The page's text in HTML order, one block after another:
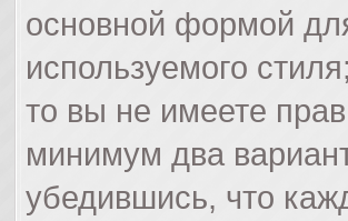
основной формой
используемого
то вы не имеете
минимум два
убедившись, что